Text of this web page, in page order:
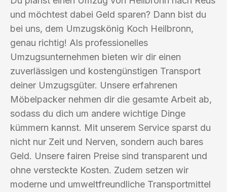
und möchtest dabei Geld sparen? Dann bist du
bei uns, dem Umzugskönig Koch Heilbronn,
genau richtig! Als professionelles
Umzugsunternehmen bieten wir dir einen
zuverlässigen und kostengünstigen Transport
deiner Umzugsgüter. Unsere erfahrenen
Möbelpacker nehmen dir die gesamte Arbeit ab,
sodass du dich um andere wichtige Dinge
kümmern kannst. Mit unserem Service sparst du
nicht nur Zeit und Nerven, sondern auch bares
Geld. Unsere fairen Preise sind transparent und
ohne versteckte Kosten. Zudem setzen wir
moderne und umweltfreundliche Transportmittel